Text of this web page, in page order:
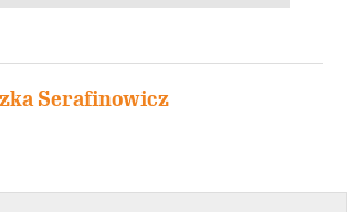
Serafinowicz